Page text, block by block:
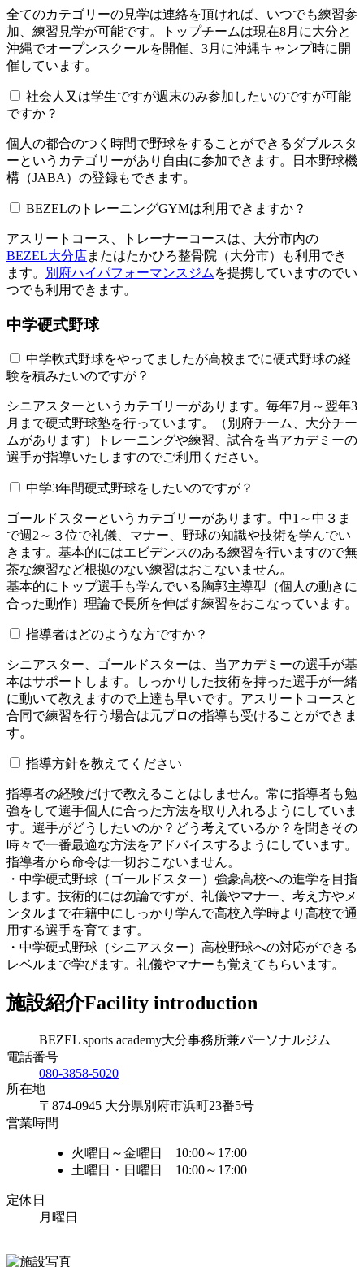
全てのカテゴリーの見学は連絡を頂ければ、いつでも練習参
加、練習見学が可能です。トップチームは現在8月に大分と
沖縄でオープンスクールを開催、3月に沖縄キャンプ時に開
催しています。
社会人又は学生ですが週末のみ参加したいのですが可能
ですか？
個人の都合のつく時間で野球をすることができるダブルスタ
ーというカテゴリーがあり自由に参加できます。日本野球機
構（JABA）の登録もできます。
BEZELのトレーニングGYMは利用できますか？​​​​​
アスリートコース、トレーナーコースは、大分市内の
BEZEL大分店またはたかひろ整骨院（大分市）も利用でき
ます。
別府ハイパフォーマンスジム を提携していますのでい
つでも利用できます。
中学硬式野球
中学軟式野球をやってましたが高校までに硬式野球の経
験を積みたいのですが？
シニアスターというカテゴリーがあります。毎年7月～翌年3
月まで硬式野球塾を行っています。（別府チーム、大分チー
ムがあります）トレーニングや練習、試合を当アカデミーの
選手が指導いたしますのでご利用ください。
中学3年間硬式野球をしたいのですが？
ゴールドスターというカテゴリーがあります。中1～中３ま
で週2～３位で礼儀、マナー、野球の知識や技術を学んでい
きます。基本的にはエビデンスのある練習を行いますので無
茶な練習など根拠のない練習はおこないません。
基本的にトップ選手も学んでいる胸郭主導型（個人の動きに
合った動作）理論で長所を伸ばす練習をおこなっています。
指導者はどのような方ですか？
シニアスター、ゴールドスターは、当アカデミーの選手が基
本はサポートします。しっかりした技術を持った選手が一緒
に動いて教えますので上達も早いです。アスリートコースと
合同で練習を行う場合は元プロの指導も受けることができま
す。
指導方針を教えてください
指導者の経験だけで教えることはしません。常に指導者も勉
強をして選手個人に合った方法を取り入れるようにしていま
す。選手がどうしたいのか？どう考えているか？を聞きその
時々で一番最適な方法をアドバイスするようにしています。
指導者から命令は一切おこないません。
・中学硬式野球（ゴールドスター）強豪高校への進学を目指
します。技術的には勿論ですが、礼儀やマナー、考え方やメ
ンタルまで在籍中にしっかり学んで高校入学時より高校で通
用する選手を育てます。
・中学硬式野球（シニアスター）高校野球への対応ができる
レベルまで学びます。礼儀やマナーも覚えてもらいます。
施設紹介Facility introduction
BEZEL sports academy大分事務所兼パーソナルジム
電話番号
080-3858-5020
所在地
〒874-0945 大分県別府市浜町23番5号
営業時間
火曜日～金曜日 10:00～17:00
土曜日・日曜日 10:00～17:00
定休日
月曜日